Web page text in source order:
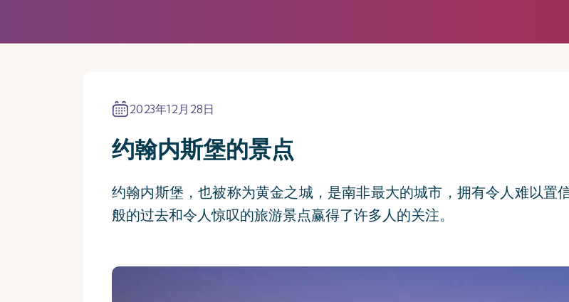
2023年12月28日
约翰内斯堡的景点
约翰内斯堡，也被称为黄金之城，是南非最大的城市，拥有令人难以置
般的过去和令人惊叹的旅游景点赢得了许多人的关注。